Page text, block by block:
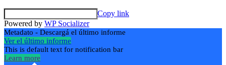
Copy link
Powered by WP Socializer
Metadato - Descargá el último informe
Ver el último informe
This is default text for notification bar
Learn more